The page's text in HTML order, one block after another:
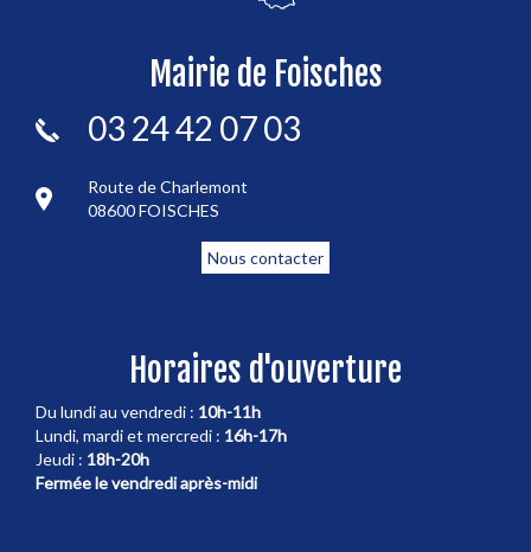
Mairie de Foisches
03 24 42 07 03
Route de Charlemont
08600 FOISCHES
Nous contacter
Horaires d'ouverture
Du lundi au vendredi : 10h-11h
Lundi, mardi et mercredi : 16h-17h
Jeudi : 18h-20h
Fermée le vendredi après-midi